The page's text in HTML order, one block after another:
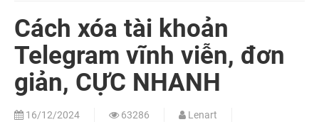
Cách xóa tài khoản
Telegram vĩnh viễn, đơn
giản, CỰC NHANH
16/12/2024 63286 Lenart